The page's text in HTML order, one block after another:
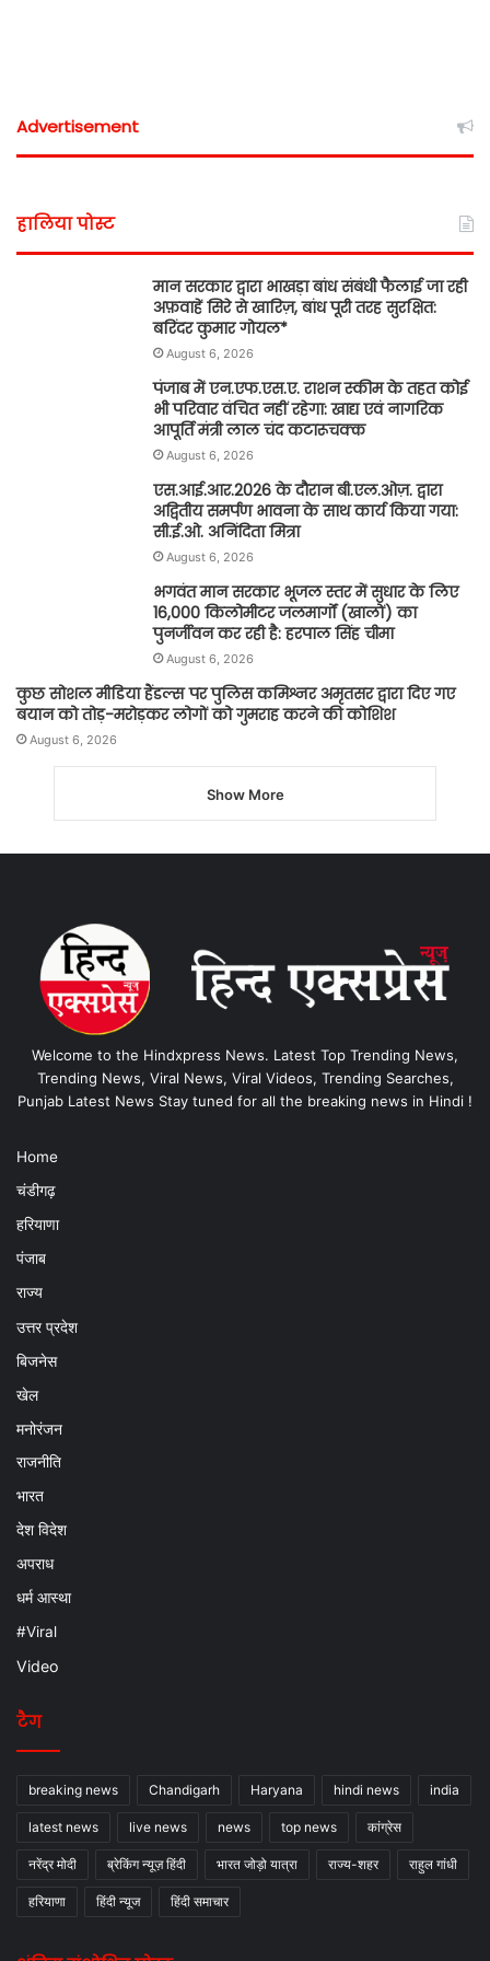
Advertisement
हालिया पोस्ट
मान सरकार द्वारा भाखड़ा बांध संबंधी फैलाई जा रही
अफ़वाहें सिरे से खारिज़, बांध पूरी तरह सुरक्षित:
बरिंदर कुमार गोयल*
August 6, 2026
पंजाब में एन.एफ.एस.ए. राशन स्कीम के तहत कोई
भी परिवार वंचित नहीं रहेगा: खाद्य एवं नागरिक
आपूर्ति मंत्री लाल चंद कटारूचक्क
August 6, 2026
एस.आई.आर.2026 के दौरान बी.एल.ओज़. द्वारा
अद्वितीय समर्पण भावना के साथ कार्य किया गया:
सी.ई.ओ. अनिंदिता मित्रा
August 6, 2026
भगवंत मान सरकार भूजल स्तर में सुधार के लिए
16,000 किलोमीटर जलमार्गों (खालों) का
पुनर्जीवन कर रही है: हरपाल सिंह चीमा
August 6, 2026
कुछ सोशल मीडिया हैंडल्स पर पुलिस कमिश्नर अमृतसर द्वारा दिए गए
बयान को तोड़-मरोड़कर लोगों को गुमराह करने की कोशिश
August 6, 2026
Show More
Welcome to the Hindxpress News. Latest Top Trending News,
Trending News, Viral News, Viral Videos, Trending Searches,
Punjab Latest News Stay tuned for all the breaking news in Hindi !
Home
चंडीगढ़
हरियाणा
पंजाब
राज्य
उत्तर प्रदेश
बिजनेस
खेल
मनोरंजन
राजनीति
भारत
देश विदेश
अपराध
धर्म आस्था
#Viral
Video
टैग
breaking news Chandigarh Haryana hindi news india
latest news live news news top news कांग्रेस
नरेंद्र मोदी ब्रेकिंग न्यूज़ हिंदी भारत जोड़ो यात्रा राज्य-शहर राहुल गांधी
हरियाणा हिंदी न्यूज हिंदी समाचार